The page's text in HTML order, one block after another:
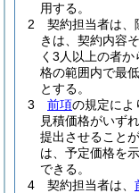
用する。
2
契約担当者は、
きは、契約内容
く3人以上の者か
格の範囲内で最
とする。
3
前項の規定によ
見積価格がいず
提出させること
は、予定価格を
できる。
4
契約担当者は、